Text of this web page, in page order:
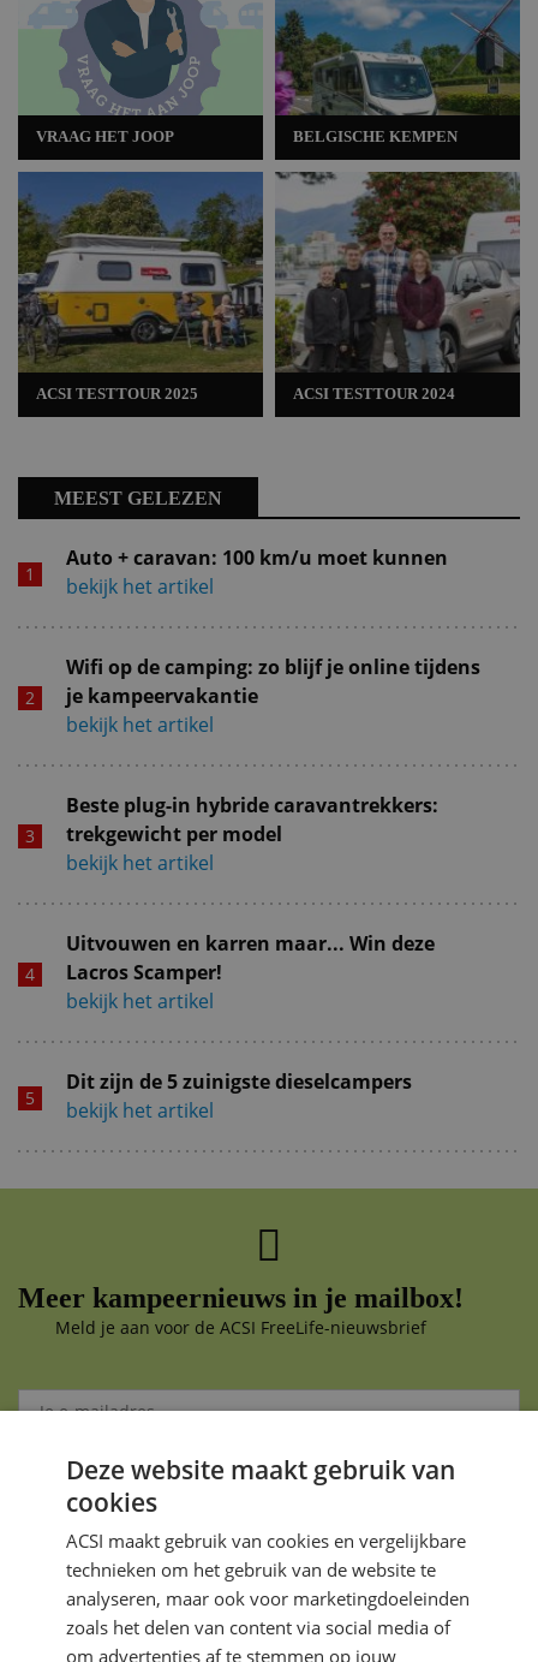
VRAAG HET JOOP
ACSI TESTTOUR 2025
BELGISCHE KEMPEN
ACSI TESTTOUR 2024
MEEST GELEZEN
Auto + caravan: 100 km/u moet kunnen
bekijk het artikel
Wifi op de camping: zo blijf je online tijdens
je kampeervakantie
bekijk het artikel
Beste plug-in hybride caravantrekkers:
trekgewicht per model
bekijk het artikel
Uitvouwen en karren maar... Win deze
Lacros Scamper!
bekijk het artikel
Dit zijn de 5 zuinigste dieselcampers
bekijk het artikel
Meer kampeernieuws in je mailbox!
Meld je aan voor de ACSI FreeLife-nieuwsbrief
Aanmelden
Je gegevens zijn veilig en worden niet gedeeld met anderen
Deze website maakt gebruik van
cookies
ACSI maakt gebruik van cookies en vergelijkbare
technieken om het gebruik van de website te
analyseren, maar ook voor marketingdoeleinden
zoals het delen van content via social media of
om advertenties af te stemmen op jouw